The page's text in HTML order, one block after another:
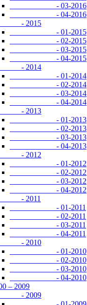
- 03-2016
- 04-2016
2015
- 01-2015
- 02-2015
- 03-2015
- 04-2015
2014
- 01-2014
- 02-2014
- 03-2014
- 04-2014
2013
- 01-2013
- 02-2013
- 03-2013
- 04-2013
2012
- 01-2012
- 02-2012
- 03-2012
- 04-2012
2011
- 01-2011
- 02-2011
- 03-2011
- 04-2011
2010
- 01-2010
- 02-2010
- 03-2010
- 04-2010
– 2009
2009